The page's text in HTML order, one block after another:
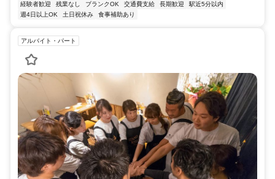
経験者歓迎
残業なし ブランクOK 交通費支給 長期歓迎
駅近5分以内
週4日以上OK
土日祝休み 食事補助あり
アルバイト・パート